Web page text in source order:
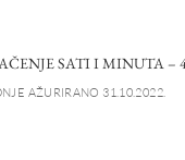
SATI I MINUTA –
AŽURIRANO 31.10.2022.